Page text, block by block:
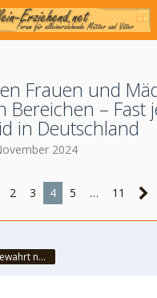
Frauen und
Bereichen – Fast
in Deutschland
2024
2 3 4 5 … 11
Die Ewigkeit bewahrt nur die Liebe, weil sie von gleicher Natur ist. ~Khalil Gibran~